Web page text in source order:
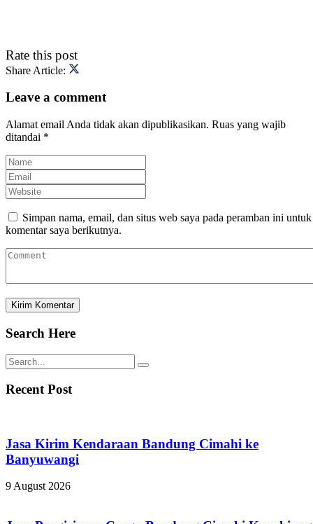
Rate this post
Share Article:
Leave a comment
Alamat email Anda tidak akan dipublikasikan. Ruas yang wajib
ditandai *
Simpan nama, email, dan situs web saya pada peramban ini untuk
komentar saya berikutnya.
Search Here
Recent Post
Jasa Kirim Kendaraan Bandung Cimahi ke
Banyuwangi
9 August 2026